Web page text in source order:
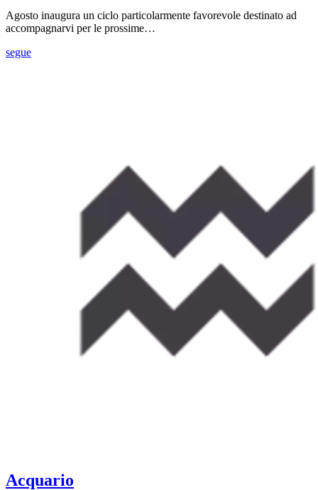
Agosto inaugura un ciclo particolarmente favorevole destinato ad
accompagnarvi per le prossime…
segue
Acquario